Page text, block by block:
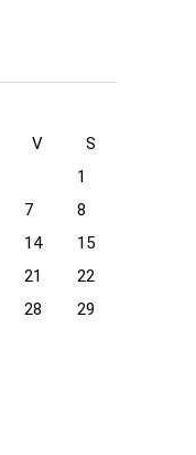
V
S
1
7
8
14
15
21
22
28
29